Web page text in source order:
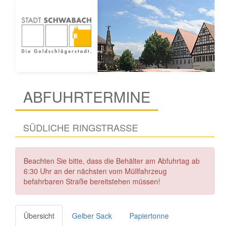
ABFUHRTERMINE
SÜDLICHE RINGSTRASSE
Beachten Sie bitte, dass die Behälter am Abfuhrtag ab
6:30 Uhr an der nächsten vom Müllfahrzeug
befahrbaren Straße bereitstehen müssen!
Übersicht Gelber Sack Papiertonne